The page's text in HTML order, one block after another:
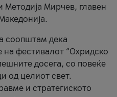
Методија Мирчев, главен
соопштам дека
на фестивалот “Охридско
досега, со повеќе
од целиот свет.
и стратегиското